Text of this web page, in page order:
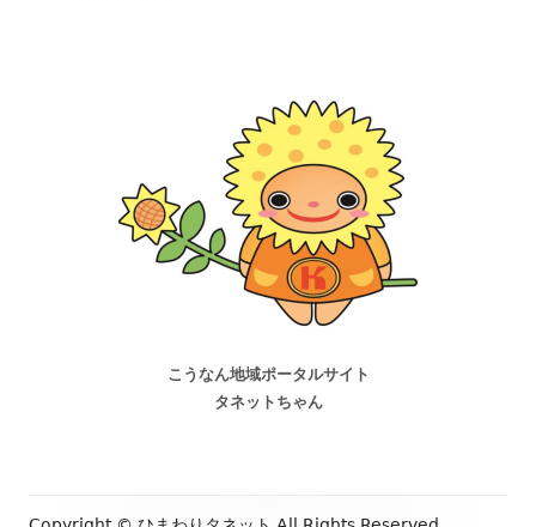
こうなん地域ポータルサイト
タネットちゃん